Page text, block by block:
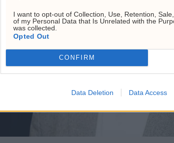
I want to opt-out of Collection, Use, Retention,
of my Personal Data that Is Unrelated with the
was collected.
Opted Out
CONFIRM
Data Deletion Data Access